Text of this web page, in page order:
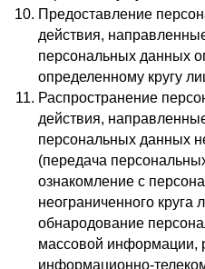
Предоставление
действия,
персональных данных
определенному кругу
Распространение
действия,
персональных данных
(передача
ознакомление с
неограниченного круга
обнародование
массовой информации,
информационно-